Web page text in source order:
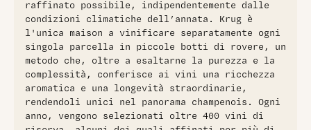
raffinato possibile, indipendentemente dalle
condizioni climatiche dell’annata. Krug è
l'unica maison a vinificare separatamente ogni
singola parcella in piccole botti di rovere, un
metodo che, oltre a esaltarne la purezza e la
complessità, conferisce ai vini una ricchezza
aromatica e una longevità straordinarie,
rendendoli unici nel panorama champenois. Ogni
anno, vengono selezionati oltre 400 vini di